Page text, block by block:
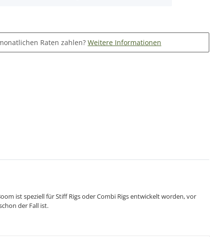
Raten zahlen? Weitere Informationen
ist speziell für Stiff Rigs oder Combi Rigs entwickelt worden, vor
der Fall ist.